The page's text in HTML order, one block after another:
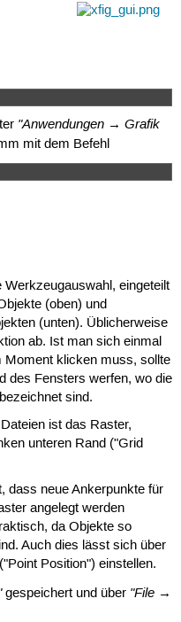
"Anwendungen → Grafik
mit dem Befehl
eingeteilt
(oben) und
(unten). Üblicherweise
ab. Ist man sich einmal
Moment klicken muss, sollte
des Fensters werfen, wo die
sind.
ist das Raster,
unteren Rand ("Grid
dass neue Ankerpunkte für
angelegt werden
da Objekte so
Auch dies lässt sich über
Position") einstellen.
gespeichert und über "File →